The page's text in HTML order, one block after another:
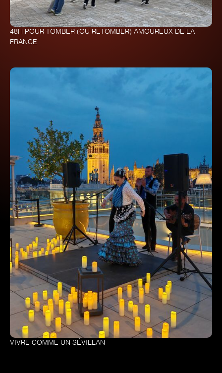
48H POUR TOMBER (OU RETOMBER) AMOUREUX DE LA
FRANCE
VIVRE COMME UN SÉVILLAN